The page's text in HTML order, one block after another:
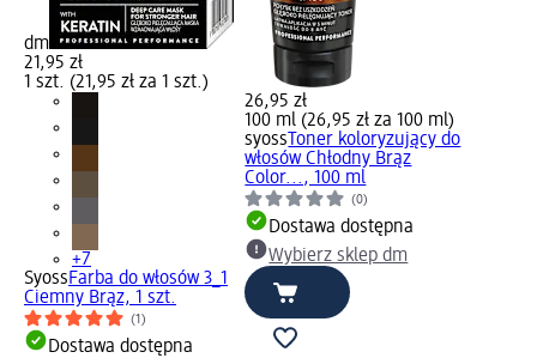
dm
21,95 zł
1 szt. (21,95 zł za 1 szt.)
+7
SyossFarba do włosów 3_1
Ciemny Brąz, 1 szt.
(1)
Dostawa dostępna
26,95 zł
100 ml (26,95 zł za 100 ml)
syoss Toner koloryzujący do
włosów Chłodny Brąz
Color..., 100 ml
(0)
Dostawa dostępna
Wybierz sklep dm